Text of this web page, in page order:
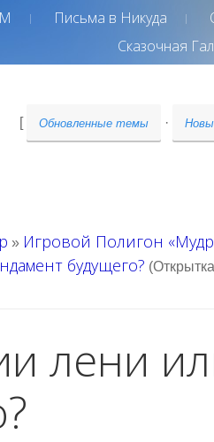
Письма в Никуда
Сказочная
[ Обновленные темы ·
» Игровой Полигон
будущего?
лени